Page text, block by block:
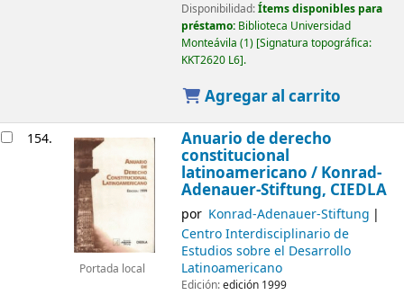
Disponibilidad:Ítems disponibles para
préstamo: Biblioteca Universidad
Monteávila (1) Signatura topográfica:
KKT2620 L6 .
Agregar al carrito
154.
Portada local
Anuario de derecho
constitucional
latinoamericano / Konrad-
Adenauer-Stiftung, CIEDLA
por Konrad-Adenauer-Stiftung
Centro Interdisciplinario de
Estudios sobre el Desarrollo
Latinoamericano
Edición:edición 1999